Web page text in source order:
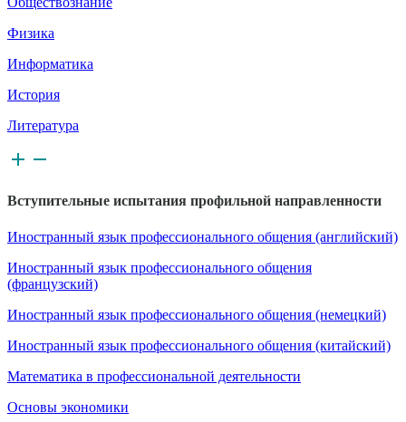
Физика
Информатика
История
Литература
Вступительные испытания профильной направленности
Иностранный язык профессионального общения (английский)
Иностранный язык профессионального общения
(французский)
Иностранный язык профессионального общения (немецкий)
Иностранный язык профессионального общения (китайский)
Математика в профессиональной деятельности
Основы экономики